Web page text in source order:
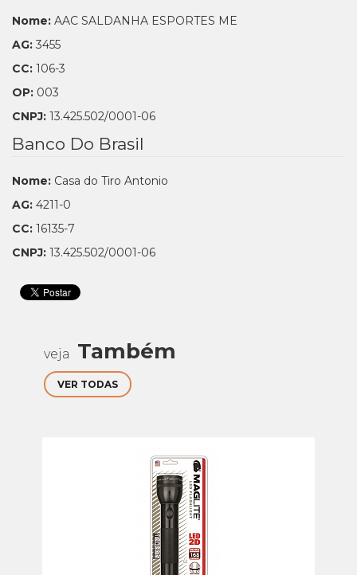
Nome: AAC SALDANHA ESPORTES ME
AG: 3455
CC: 106-3
OP: 003
CNPJ: 13.425.502/0001-06
Banco Do Brasil
Nome: Casa do Tiro Antonio
AG: 4211-0
CC: 16135-7
CNPJ: 13.425.502/0001-06
veja Também
VER TODAS